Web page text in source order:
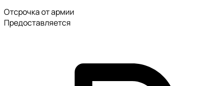
Отсрочка от армии
Предоставляется